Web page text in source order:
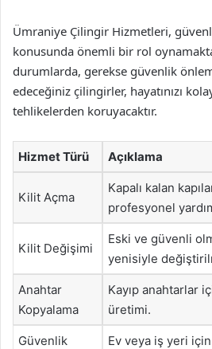
Ümraniye Çilingir Hizmetleri,
konusunda önemli bir rol
durumlarda, gerekse güvenlik
edeceğiniz çilingirler, hayatınızı
tehlikelerden koruyacaktır.
Hizmet Türü Açıklama
Kilit Açma
Kapalı kalan
profesyonel
Kilit Değişimi
Eski ve güvenli
yenisiyle
Anahtar
Kopyalama
Kayıp anahtarlar
üretimi.
Güvenlik
Ev veya iş yeri